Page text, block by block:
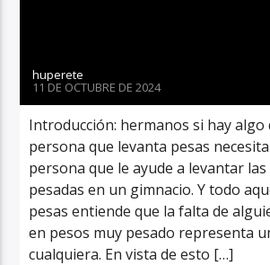
huperete
11 DE OCTUBRE DE 2024
Introducción: hermanos si hay algo
persona que levanta pesas
persona que le ayude a levantar las
pesadas en un gimnacio. Y todo
pesas entiende que la falta de
en pesos muy pesado representa
cualquiera. En vista de esto […]